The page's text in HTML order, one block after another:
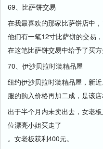
69、比萨饼交易
在我最喜欢的那家比萨饼店中
他们有一笔12寸比萨饼的交易
在这笔比萨饼交易中给予了买
70、伊沙贝拉时装精品屋
纽约伊沙贝拉时装精品屋，新
服的购入价格再加二成，是该店
出于半个月内未卖出去，女老
位漂亮小姐买走了
。女老板获利400元。